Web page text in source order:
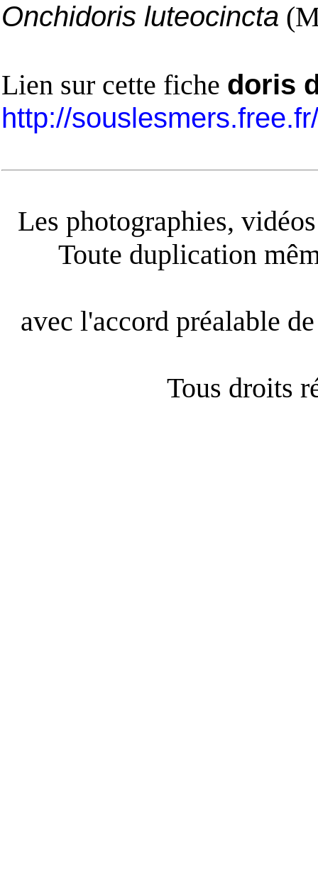
Onchidoris luteocincta
Lien sur cette fiche doris
http://
Les photographies,
Toute duplication
avec l'accord préalable
Tous droits